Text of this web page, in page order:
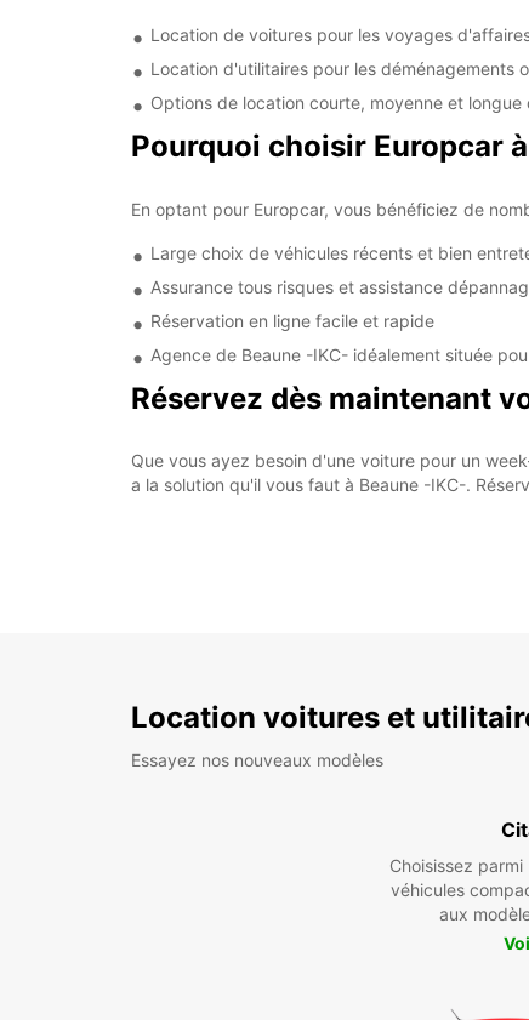
Location de voitures pour les voyages
Location d'utilitaires pour les déménagements
Options de location courte, moyenne et longue
Pourquoi choisir Europcar
En optant pour Europcar, vous bénéficiez de
Large choix de véhicules récents et bien
Assurance tous risques et assistance
Réservation en ligne facile et rapide
Agence de Beaune -IKC- idéalement située
Réservez dès maintenant
Que vous ayez besoin d'une voiture pour un
a la solution qu'il vous faut à Beaune -IKC-.
Location voitures et
Essayez nos nouveaux modèles
Choisissez
véhicules
aux